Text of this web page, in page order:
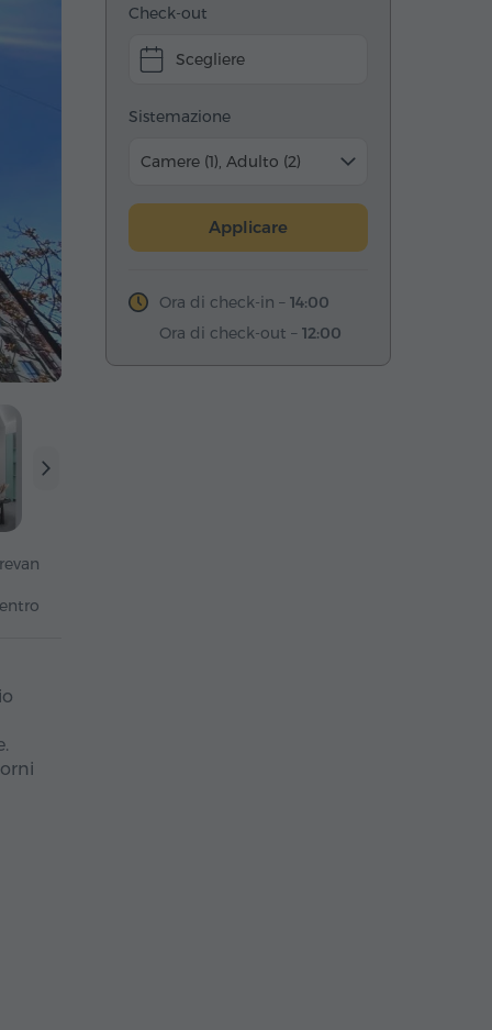
Check-out
Scegliere
Sistemazione
Camere (1), Adulto (2)
Applicare
Ora di check-in – 14:00
Ora di check-out – 12:00